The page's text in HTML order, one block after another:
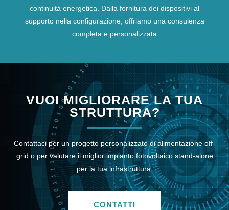
continuità energetica. Dalla fornitura dei dispositivi al
supporto nella configurazione, offriamo una consulenza
completa e personalizzata
VUOI MIGLIORARE LA TUA
STRUTTURA?
Contattaci per un progetto personalizzato di alimentazione off-
grid o per valutare il miglior impianto fotovoltaico stand-alone
per la tua infrastruttura.
CONTATTI